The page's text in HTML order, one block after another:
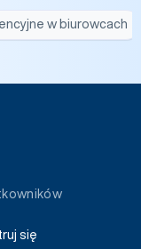
w biurowcach
się